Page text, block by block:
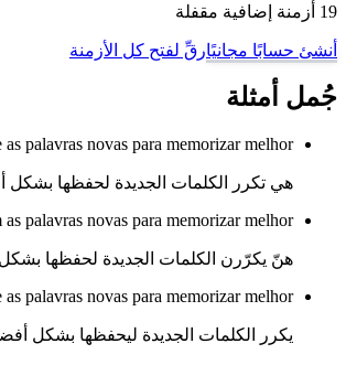
19 أزمنة إضافية مقفلة
أنشئ حسابًا مجانيًارقِّ لفتح كل الأزمنة
جُمل أمثلة
as palavras novas para memorizar melhor.
هي تكرر الكلمات الجديدة لحفظها بشكل
as palavras novas para memorizar melhor.
هنّ يكرّرن الكلمات الجديدة لحفظها
as palavras novas para memorizar melhor.
يكرر الكلمات الجديدة ليحفظها بشكل